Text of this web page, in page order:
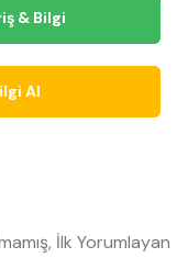
& Bilgi
Al
İlk Yorumlayan